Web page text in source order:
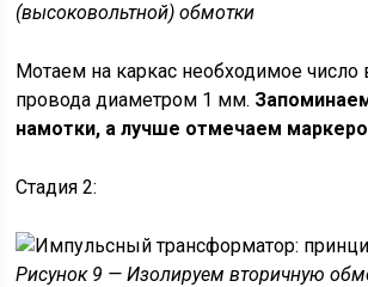
(высоковольтной) обмотки
Мотаем на каркас необходимое число
провода диаметром 1 мм.
намотки, а лучше отмечаем
Стадия 2:
Рисунок 9 — Изолируем вторичную